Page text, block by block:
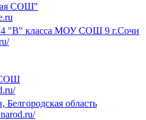
СОШ"
"В" класса МОУ СОШ 9 г.Сочи
СОШ
Белгородская область